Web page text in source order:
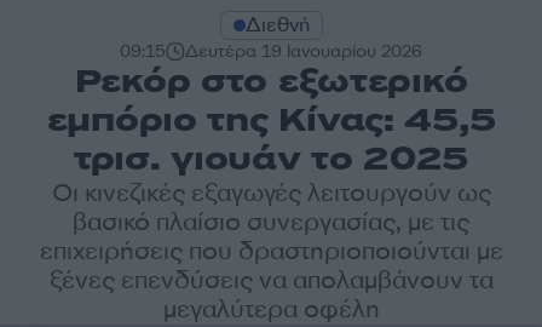
Διεθνή
09:15 Δευτέρα 19 Ιανουαρίου 2026
Ρεκόρ στο εξωτερικό
εμπόριο της Κίνας: 45,5
τρισ. γιουάν το 2025
Οι κινεζικές εξαγωγές λειτουργούν ως
βασικό πλαίσιο συνεργασίας, με τις
επιχειρήσεις που δραστηριοποιούνται με
ξένες επενδύσεις να απολαμβάνουν τα
μεγαλύτερα οφέλη